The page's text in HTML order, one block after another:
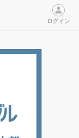
ログイン